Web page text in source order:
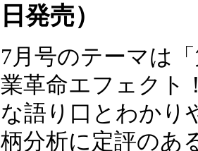
日発売）
7月号のテーマは
業革命エフェクト
な語り口とわかり
柄分析に定評のあ